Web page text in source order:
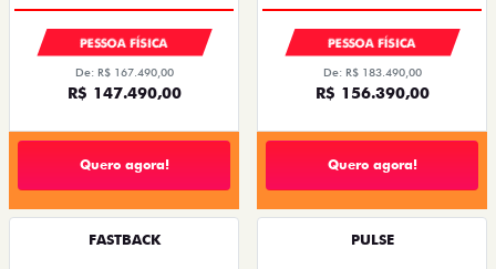
PESSOA FÍSICA
De: R$ 167.490,00
R$ 147.490,00
Quero agora!
PESSOA FÍSICA
De: R$ 183.490,00
R$ 156.390,00
Quero agora!
FASTBACK PULSE